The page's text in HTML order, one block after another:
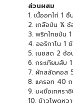
ส่วนผสม
1. เนื้ออกไก่ 1 ชิ้น
2. เกลือป่น ¼ ช้
3. พริกไทยป่น
4. ออริกาโน 1
5. เนยสด 2 ช้อ
6. กระเทียมสับ
7. ผักสลัดคอส
8. แครอท 40
9. มะเขือเทศรา
10. ข้าวโพดหว